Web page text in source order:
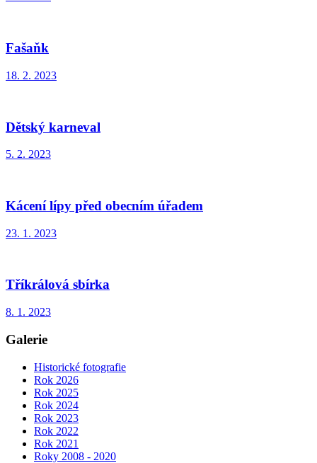
Fašaňk
18. 2. 2023
Dětský karneval
5. 2. 2023
Kácení lípy před obecním úřadem
23. 1. 2023
Tříkrálová sbírka
8. 1. 2023
Galerie
Historické fotografie
Rok 2026
Rok 2025
Rok 2024
Rok 2023
Rok 2022
Rok 2021
Roky 2008 - 2020